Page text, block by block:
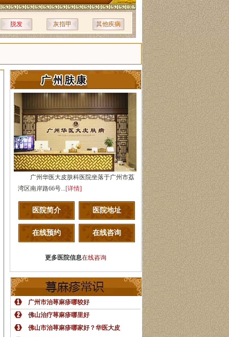
脱发 灰指甲 其他疾病
广州华医大皮肤科医院坐落于广州市荔
湾区南岸路66号...[详情]
医院简介 医院地址
在线预约 在线咨询
更多医院信息在线咨询
广州市治荨麻疹哪较好
佛山治疗荨麻疹哪里好
佛山市治荨麻疹哪家好？华医大皮